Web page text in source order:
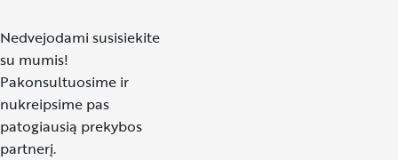
Nedvejodami susisiekite
su mumis!
Pakonsultuosime ir
nukreipsime pas
patogiausią prekybos
partnerį.